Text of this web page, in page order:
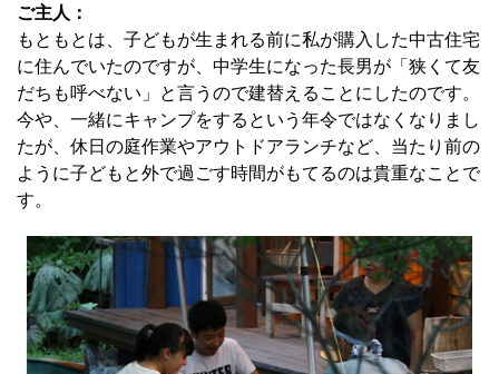
ご主人：
もともとは、子どもが生まれる前に私が購入した中古住宅
に住んでいたのですが、中学生になった長男が「狭くて友
だちも呼べない」と言うので建替えることにしたのです。
今や、一緒にキャンプをするという年令ではなくなりまし
たが、休日の庭作業やアウトドアランチなど、当たり前の
ように子どもと外で過ごす時間がもてるのは貴重なことで
す。